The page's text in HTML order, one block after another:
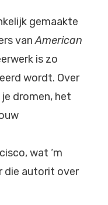
gemaakte
vanAmerican
is zo
wordt. Over
dromen, het
wat ‘m
die autorit over